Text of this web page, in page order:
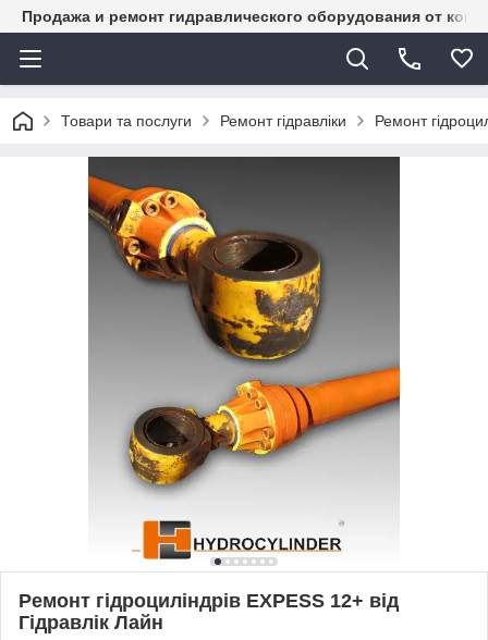
Продажа и ремонт гидравлического оборудования от
Товари та послуги Ремонт гідравліки Ремонт
Ремонт гідроциліндрів EXPESS 12+ від
Гідравлік Лайн